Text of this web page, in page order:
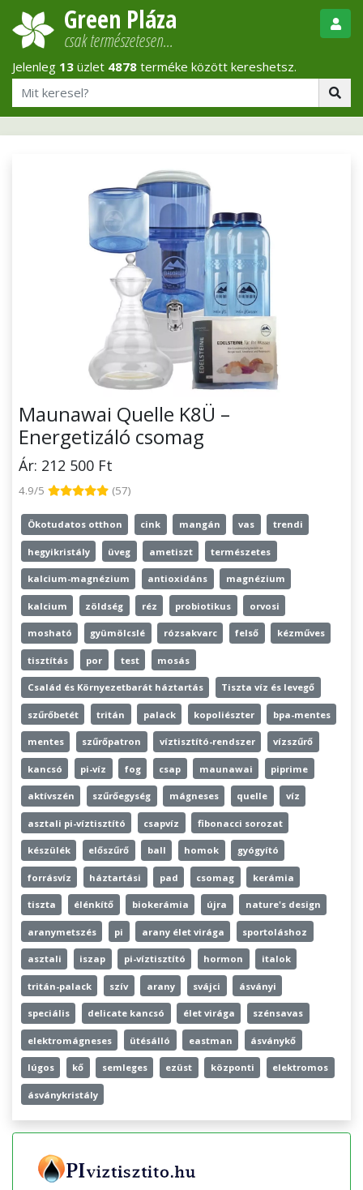
Green Pláza
csak természetesen…
Jelenleg 13 üzlet 4878 terméke között kereshetsz.
Maunawai Quelle K8Ü –
Energetizáló csomag
Ár: 212 500 Ft
4.9/5 (57)
Ökotudatos otthon cink mangán vas trendi
hegyikristály üveg ametiszt természetes
kalcium-magnézium antioxidáns magnézium
kalcium zöldség réz probiotikus orvosi
mosható gyümölcslé rózsakvarc felső kézműves
tisztítás por test mosás
Család és Környezetbarát háztartás Tiszta víz és levegő
szűrőbetét tritán palack kopoliészter bpa-mentes
mentes szűrőpatron víztisztító-rendszer vízszűrő
kancsó pi-víz fog csap maunawai piprime
aktívszén szűrőegység mágneses quelle víz
asztali pi-víztisztító csapvíz fibonacci sorozat
készülék előszűrő ball homok gyógyító
forrásvíz háztartási pad csomag kerámia
tiszta élénkítő biokerámia újra nature's design
aranymetszés pi arany élet virága sportoláshoz
asztali iszap pi-víztisztító hormon italok
tritán-palack szív arany svájci ásványi
speciális delicate kancsó élet virága szénsavas
elektromágneses ütésálló eastman ásványkő
lúgos kő semleges ezüst központi elektromos
ásványkristály